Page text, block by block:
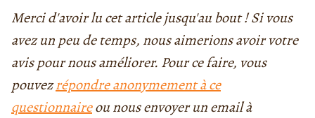
Merci d'avoir lu cet article jusqu'au bout ! Si vous
avez un peu de temps, nous aimerions avoir votre
avis pour nous améliorer. Pour ce faire, vous
pouvezrépondre anonymement à ce
questionnaireou nous envoyer un email à